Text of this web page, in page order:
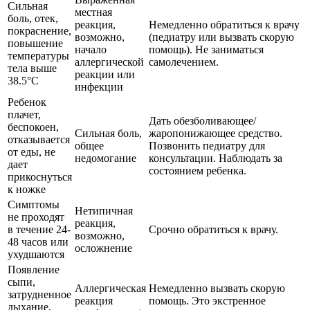
Сильная
боль, отек,
покраснение,
повышение
температуры
тела выше
38.5°C
местная
реакция,
возможно,
начало
аллергической
реакции или
инфекции
Немедленно обратиться к врачу
(педиатру или вызвать скорую
помощь). Не заниматься
самолечением.
Ребенок
плачет,
беспокоен,
отказывается
от еды, не
дает
прикоснуться
к ножке
Сильная боль,
общее
недомогание
Дать обезболивающее/
жаропонижающее средство.
Позвонить педиатру для
консультации. Наблюдать за
состоянием ребенка.
Симптомы
не проходят
в течение 24-
48 часов или
ухудшаются
Нетипичная
реакция,
возможно,
осложнение
Срочно обратиться к врачу.
Появление
сыпи,
затрудненное
дыхание,
Аллергическая
реакция
Немедленно вызвать скорую
помощь. Это экстренное